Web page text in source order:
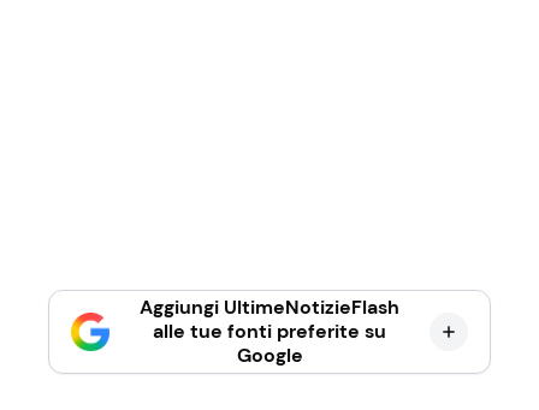
Aggiungi UltimeNotizieFlash
alle tue fonti preferite su
Google